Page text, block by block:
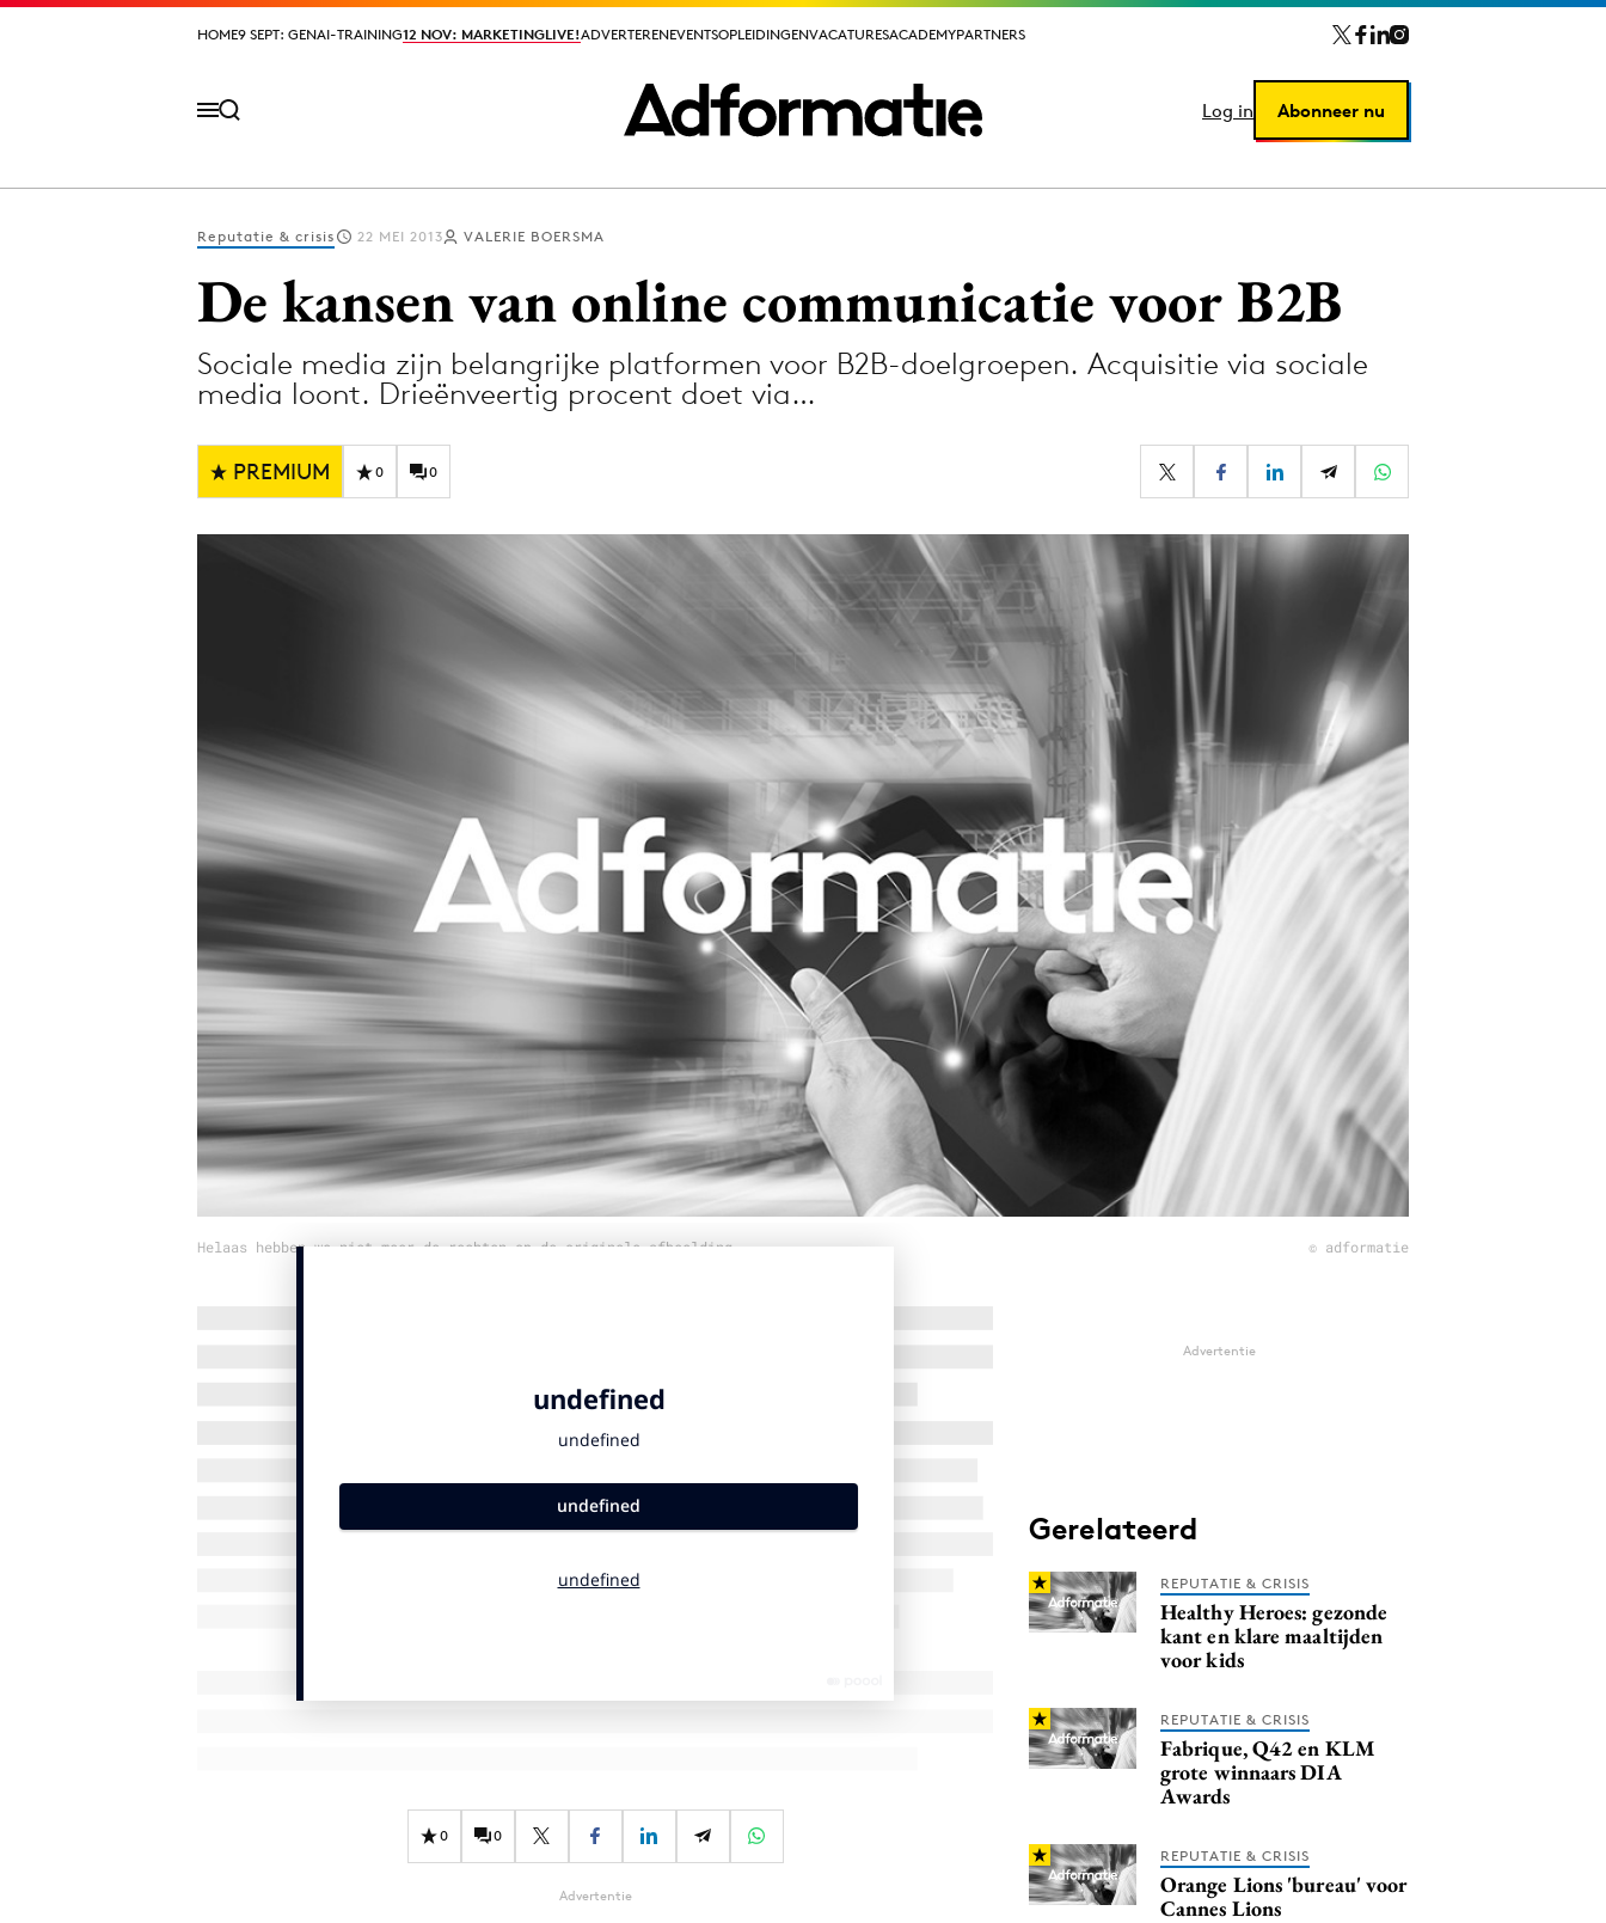
HOME9 SEPT: GENAI-TRAINING12 NOV: MARKETINGLIVE!ADVERTERENEVENTSOPLEIDINGENVACATURESACADEMYPARTNERS
Log in Abonneer nu
HOME9 SEPT: GENAI-TRAINING12 NOV: MARKETINGLIVE!ADVERTERENEVENTSOPLEIDINGENVACATURESACADEMYPARTNERS
Log in Abonneer nu
Digital transformation
Diversiteit
Effectiviteit
Influencer marketing
Interne communicatie
Programmatic
Purpose Marketing
Reputatie & crisis
Reputatie & crisis 22 MEI 2013 VALERIE BOERSMA
De kansen van online communicatie voor B2B
Sociale media zijn belangrijke platformen voor B2B-doelgroepen. Acquisitie via sociale
media loont. Drieënveertig procent doet via…
PREMIUM 0 0
Helaas hebben we niet meer de rechten op de originele afbeelding © adformatie
0 0
Advertentie
Advertentie
Gerelateerd
REPUTATIE & CRISIS
Healthy Heroes: gezonde
kant en klare maaltijden
voor kids
REPUTATIE & CRISIS
Fabrique, Q42 en KLM
grote winnaars DIA
Awards
REPUTATIE & CRISIS
Orange Lions 'bureau' voor
Cannes Lions